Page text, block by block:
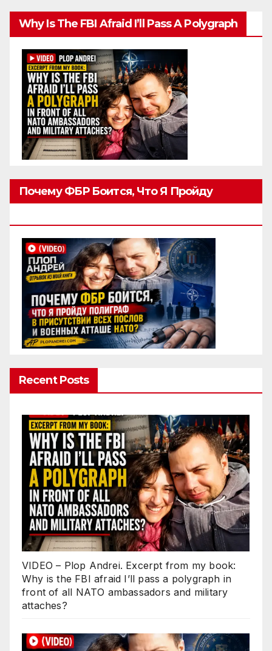
Why Is The FBI Afraid I’ll Pass A Polygraph
Почему ФБР Боится, Что Я Пройду
Recent Posts
VIDEO – Plop Andrei. Excerpt from my book:
Why is the FBI afraid I’ll pass a polygraph in
front of all NATO ambassadors and military
attaches?